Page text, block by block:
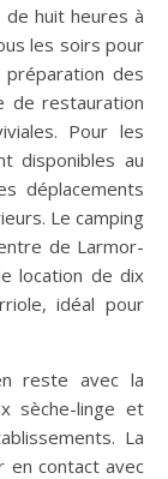
huit heures à
les soirs pour
des
de restauration
Pour les
disponibles au
déplacements
Le camping
de Larmor-
location de dix
idéal pour
reste avec la
sèche-linge et
La
en contact avec